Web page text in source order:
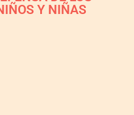
Y NIÑAS​